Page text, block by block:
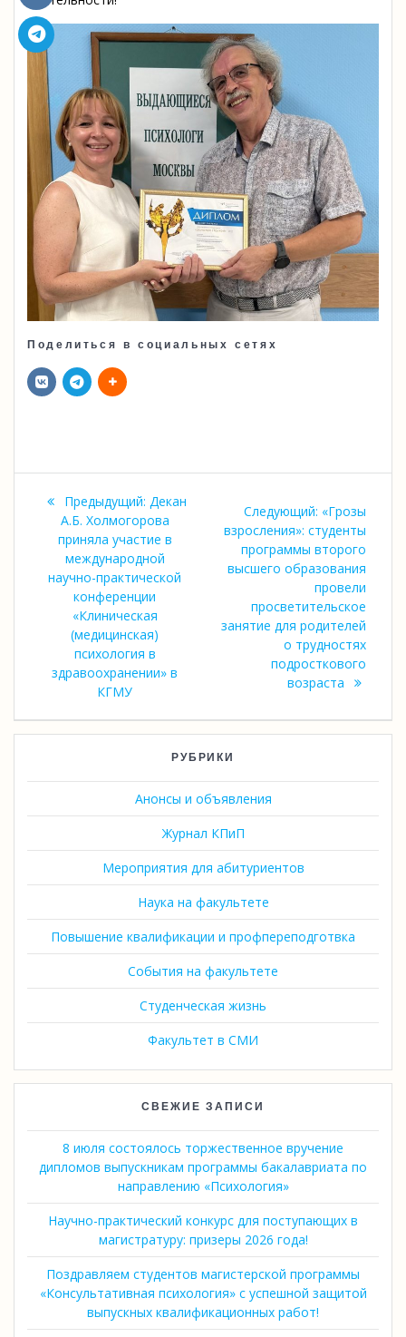
Поделиться в социальных сетях
Навигация
записям
Предыдущий: Предыдущая
запись:
Декан
А.Б. Холмогорова
приняла участие в
международной
научно-практической
конференции
«Клиническая
(медицинская)
психология в
здравоохранении» в
КГМУ
Следующий: Следующая
запись:
«Грозы
взросления»: студенты
программы второго
высшего образования
провели
просветительское
занятие для родителей
о трудностях
подросткового
возраста
РУБРИКИ
Анонсы и объявления
Журнал КПиП
Мероприятия для абитуриентов
Наука на факультете
Повышение квалификации и профпереподготвка
События на факультете
Студенческая жизнь
Факультет в СМИ
СВЕЖИЕ ЗАПИСИ
8 июля состоялось торжественное вручение
дипломов выпускникам программы бакалавриата по
направлению «Психология»
Научно-практический конкурс для поступающих в
магистратуру: призеры 2026 года!
Поздравляем студентов магистерской программы
«Консультативная психология» с успешной защитой
выпускных квалификационных работ!